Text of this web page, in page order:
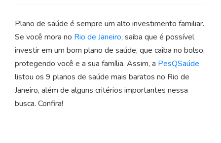
Plano de saúde é sempre um alto investimento familiar.
Se você mora no Rio de Janeiro, saiba que é possível
investir em um bom plano de saúde, que caiba no bolso,
protegendo você e a sua família. Assim, a PesQSaúde
listou os 9 planos de saúde mais baratos no Rio de
Janeiro, além de alguns critérios importantes nessa
busca. Confira!